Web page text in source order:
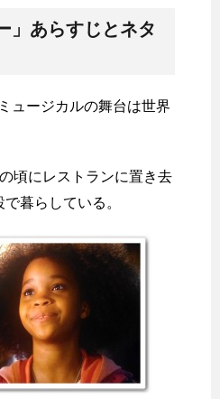
」あらすじとネタ
ュージカルの舞台は世界
頃にレストランに置き去
暮らしている。